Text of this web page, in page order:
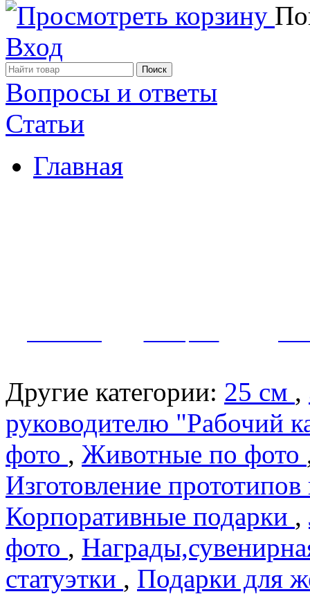
Вход
Вопросы и ответы
Статьи
Главная
Другие категории: 25 см ,
руководителю "Рабочий
фото , Животные по фото
Изготовление
Корпоративные подарки ,
фото ,
статуэтки , Подарки для